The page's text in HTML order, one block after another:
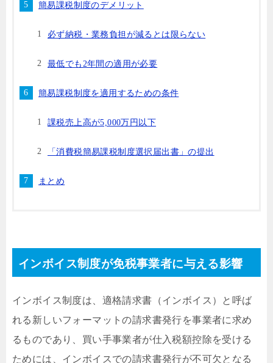
簡易課税制度のデメリット
必ず納税・業務負担が減るとは限らない
最低でも2年間の適用が必要
簡易課税制度を適用するための条件
課税売上高が5,000万円以下
「消費税簡易課税制度選択届出書」の提出
まとめ
インボイス制度が免税事業者に与える影響
インボイス制度は、適格請求書（インボイス）と呼ば
れる新しいフォーマットの請求書発行を事業者に求め
るものであり、買い手事業者が仕入税額控除を受ける
ためには、インボイスでの請求書発行が不可欠となる